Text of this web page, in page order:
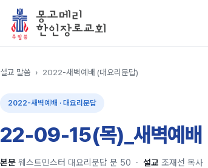
설교 말씀 › 2022-새벽예배 (대요리문답)
2022-새벽예배 · 대요리문답
22-09-15(목)_새벽예배
본문 웨스트민스터 대요리문답 문 50 · 설교 조재선 목사